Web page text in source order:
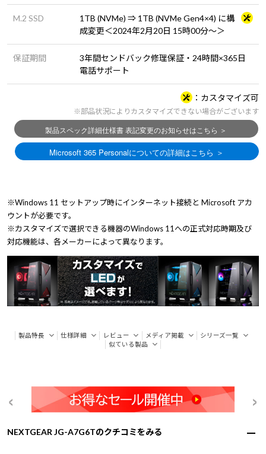
M.2 SSD
1TB (NVMe) ⇒ 1TB (NVMe Gen4×4) に構
成変更＜2024年2月20日 15時00分～＞
保証期間
3年間センドバック修理保証・24時間×365日
電話サポート
カスタマイズ可
※部品状況によりカスタマイズできない場合がございます
※Windows 11 セットアップ時にインターネット接続と Microsoft アカ
ウントが必要です。
※カスタマイズで選択できる機器のWindows 11への正式対応時期及び
対応機能は、各メーカーによって異なります。
製品特長 仕様詳細 レビュー メディア掲載
シリーズ一覧
似ている製品
NEXTGEAR JG-A7G6Tのクチコミをみる